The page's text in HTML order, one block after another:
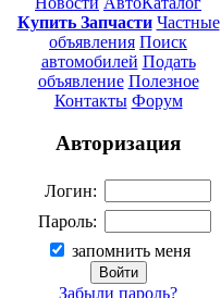
Купить Запчасти Частные
объявления Поиск
автомобилей Подать
объявление Полезное
Контакты Форум
Авторизация
Логин:
Пароль:
запомнить меня
Забыли пароль?